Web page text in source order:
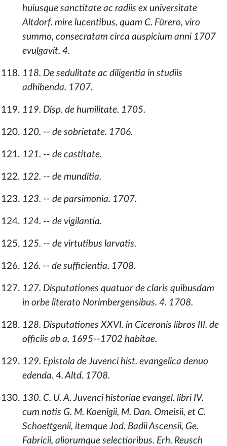
huiusque sanctitate ac radiis ex universitate
Altdorf. mire lucentibus, quam C. Fürero, viro
summo, consecratam circa auspicium anni 1707
evulgavit. 4.
118. De sedulitate ac diligentia in studiis
adhibenda. 1707.
119. Disp. de humilitate. 1705.
120. -- de sobrietate. 1706.
121. -- de castitate.
122. -- de munditia.
123. -- de parsimonia. 1707.
124. -- de vigilantia.
125. -- de virtutibus larvatis.
126. -- de sufficientia. 1708.
127. Disputationes quatuor de claris quibusdam
in orbe literato Norimbergensibus. 4. 1708.
128. Disputationes XXVI. in Ciceronis libros III. de
officiis ab a. 1695--1702 habitae.
129. Epistola de Juvenci hist. evangelica denuo
edenda. 4. Altd. 1708.
130. C. U. A. Juvenci historiae evangel. libri IV.
cum notis G. M. Koenigii, M. Dan. Omeisii, et C.
Schoettgenii, itemque Jod. Badii Ascensii, Ge.
Fabricii, aliorumque selectioribus. Erh. Reusch